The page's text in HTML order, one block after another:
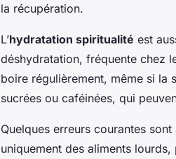
la récupération.
L’hydratation spiritualité est
déshydratation, fréquente chez
boire régulièrement, même si la
sucrées ou caféinées, qui
Quelques erreurs courantes
uniquement des aliments